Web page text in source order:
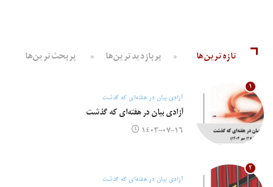
تازه‌ترین‌ها پربازدیدترین‌ها پربحث‌ترین‌ها
۱
آزادی بیان در هفته‌ای که گذشت
آزادی بیان در هفته‌ای که گذشت
۱۴۰۳-۰۷-۱۶
۲
آزادی بیان در هفته‌ای که گذشت